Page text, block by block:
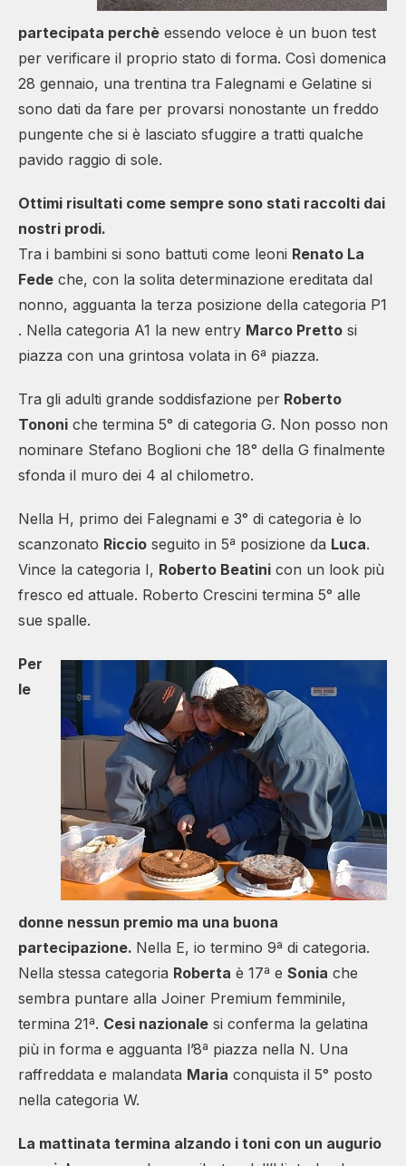
partecipata perchè essendo veloce è un buon test
per verificare il proprio stato di forma. Così domenica
28 gennaio, una trentina tra Falegnami e Gelatine si
sono dati da fare per provarsi nonostante un freddo
pungente che si è lasciato sfuggire a tratti qualche
pavido raggio di sole.
Ottimi risultati come sempre sono stati raccolti dai
nostri prodi.
Tra i bambini si sono battuti come leoni Renato La
Fede che, con la solita determinazione ereditata dal
nonno, agguanta la terza posizione della categoria P1
. Nella categoria A1 la new entry Marco Pretto si
piazza con una grintosa volata in 6ª piazza.
Tra gli adulti grande soddisfazione per Roberto
Tononi che termina 5° di categoria G. Non posso non
nominare Stefano Boglioni che 18° della G finalmente
sfonda il muro dei 4 al chilometro.
Nella H, primo dei Falegnami e 3° di categoria è lo
scanzonato Riccio seguito in 5ª posizione da Luca.
Vince la categoria I, Roberto Beatini con un look più
fresco ed attuale. Roberto Crescini termina 5° alle
sue spalle.
Per
le
donne nessun premio ma una buona
partecipazione. Nella E, io termino 9ª di categoria.
Nella stessa categoria Roberta è 17ª e Sonia che
sembra puntare alla Joiner Premium femminile,
termina 21ª. Cesi nazionale si conferma la gelatina
più in forma e agguanta l’8ª piazza nella N. Una
raffreddata e malandata Maria conquista il 5° posto
nella categoria W.
La mattinata termina alzando i toni con un augurio